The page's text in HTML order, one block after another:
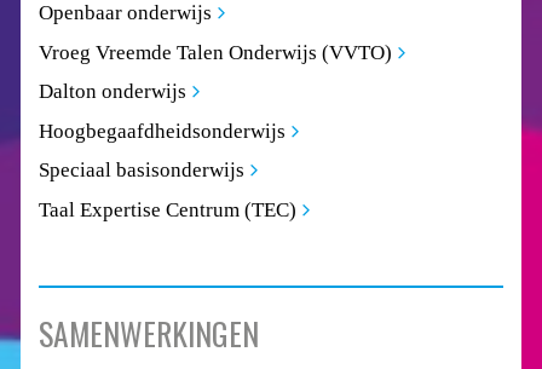
Openbaar onderwijs
Vroeg Vreemde Talen Onderwijs (VVTO)
Dalton onderwijs
Hoogbegaafdheidsonderwijs
Speciaal basisonderwijs
Taal Expertise Centrum (TEC)
SAMENWERKINGEN